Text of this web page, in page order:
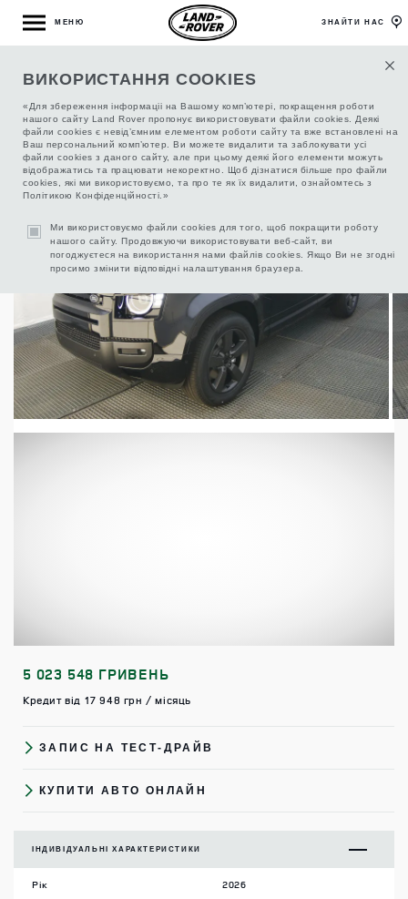
ВИКОРИСТАННЯ COOKIES
«Для збереження інформаціі на Вашому комп’ютері, покращення роботи
нашого сайту Land Rover пропонує використовувати файли cookies. Деякі
файли cookies є невід’ємним елементом роботи сайту та вже встановлені на
Ваш персональний комп’ютер. Ви можете видалити та заблокувати усі
файли cookies з даного сайту, але при цьому деякі його елементи можуть
відображатись та працювати некоректно. Щоб дізнатися більше про файли
cookies, які ми використовуємо, та про те як їх видалити, ознайомтесь з
Політикою Конфіденційності.»
Ми використовуємо файли cookies для того, щоб покращити роботу
нашого сайту. Продовжуючи використовувати веб-сайт, ви
погоджуєтеся на використання нами файлів cookies. Якщо Ви не згодні
просимо змінити відповідні налаштування браузера.
МЕНЮ ЗНАЙТИ НАС
НАЗАД ДО ПІДБОРУ АВТО
DEFENDER 3.0 250 X-DYNAMIC SE, 2026
5 023 548 ГРИВЕНЬ
Кредит від 17 948 грн / місяць
ЗАПИС НА ТЕСТ-ДРАЙВ
КУПИТИ АВТО ОНЛАЙН
ІНДИВІДУАЛЬНІ ХАРАКТЕРИСТИКИ
Рік 2026